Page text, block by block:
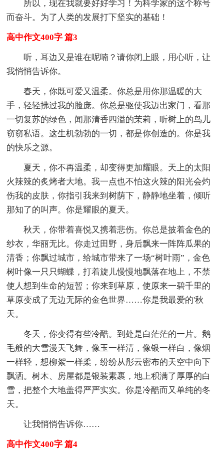
所以，现在我就要好好学习！为科学家的这个称号
而奋斗。为了人类的发展打下坚实的基础！
高中作文400字 篇3
听，耳边又是谁在呢喃？请你闭上眼，用心听，让
我悄悄告诉你。
春天，你既可爱又温柔。你总是用你那温暖的大
手，轻轻拂过我的脸庞。你总是驱使我迈出家门，看那
一切复苏的绿色，闻那清香四溢的茉莉，听树上的鸟儿
窃窃私语。这生机勃勃的一切，都是你创造的。你是我
的快乐之源。
夏天，你不再温柔，却变得更加耀眼。天上的太阳
火辣辣的炙烤者大地。我一点也不怕这火辣的阳光会灼
伤我的皮肤，你指引我来到树荫下，静静地坐着，倾听
那知了的叫声。你是耀眼的夏天。
秋天，你带着喜悦又携着悲伤。你总是披着金色的
纱衣，华丽无比。你走过田野，身后飘来一阵阵瓜果的
清香；你飘过城市，给城市带来了一场“树叶雨”，金色
树叶像一只只蝴蝶，打着旋儿慢慢地飘落在地上，不禁
使人想到生命的短暂；你来到草原，使原来一碧千里的
草原变成了无边无际的金色世界……你是我最爱的'秋
天。
冬天，你变得有些冷酷。到处是白茫茫的一片。鹅
毛般的大雪漫天飞舞，像玉一样清，像银一样白，像烟
一样轻，想柳絮一样柔，纷纷从彤云密布的天空中向下
飘洒。树木、房屋都是银装素裹，地上积满了厚厚的白
雪，把整个大地盖得严严实实。你是冷酷而又单纯的冬
天。
让我悄悄告诉你……
高中作文400字 篇4